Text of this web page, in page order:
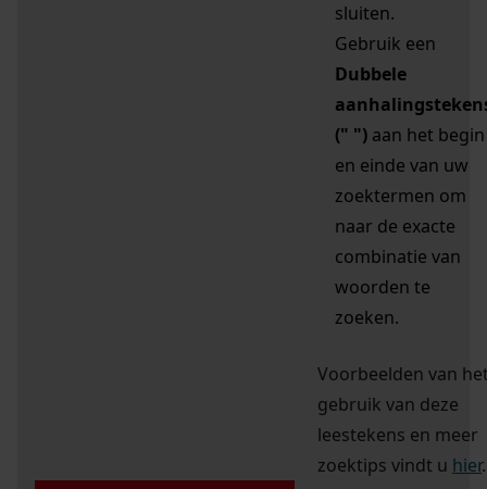
sluiten.
Gebruik een
Dubbele
(" ") aan het begin
en einde van uw
zoektermen om
naar de exacte
combinatie van
woorden te
zoeken.
Voorbeelden van
gebruik van deze
leestekens en meer
zoektips vindt u hier.